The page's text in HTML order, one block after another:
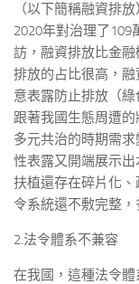
（以下簡稱融資排
2020年對治理了109
訪，融資排放比金
排放的占比很高，
意表露防止排放（
跟著我國生態周遭
多元共治的時期需
性表露又開端展示
扶植還存在碎片化
令系統還不敷完整
2.法令體系不兼容
在我國，這種法令